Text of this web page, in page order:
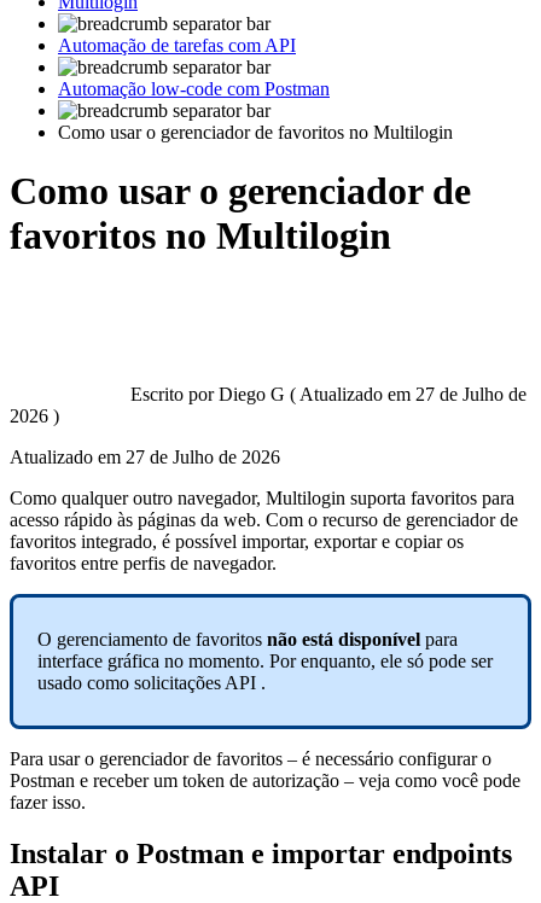
Automação de tarefas com API
Automação low-code com Postman
Como usar o gerenciador de favoritos no Multilogin
Como usar o gerenciador de
favoritos no Multilogin
Escrito por Diego G ( Atualizado em 27 de Julho de
2026 )
Atualizado em 27 de Julho de 2026
Como qualquer outro navegador, Multilogin suporta favoritos para
acesso rápido às páginas da web. Com o recurso de gerenciador de
favoritos integrado, é possível importar, exportar e copiar os
favoritos entre perfis de navegador.
O gerenciamento de favoritos não está disponível para
interface gráfica no momento. Por enquanto, ele só pode ser
usado como solicitações API .
Para usar o gerenciador de favoritos – é necessário configurar o
Postman e receber um token de autorização – veja como você pode
fazer isso.
Instalar o Postman e importar endpoints
API